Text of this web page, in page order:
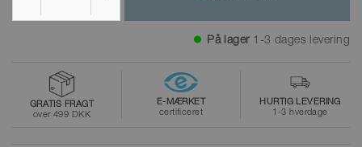
På lager 1-3 dages levering
GRATIS FRAGT
over 499 DKK
E-MÆRKET
certificeret
HURTIG LEVERING
1-3 hverdage